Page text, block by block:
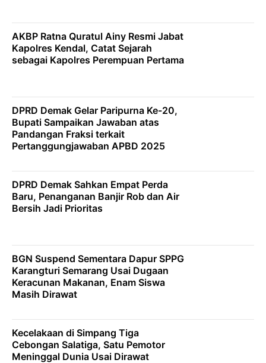
AKBP Ratna Quratul Ainy Resmi Jabat
Kapolres Kendal, Catat Sejarah
sebagai Kapolres Perempuan Pertama
DPRD Demak Gelar Paripurna Ke-20,
Bupati Sampaikan Jawaban atas
Pandangan Fraksi terkait
Pertanggungjawaban APBD 2025
DPRD Demak Sahkan Empat Perda
Baru, Penanganan Banjir Rob dan Air
Bersih Jadi Prioritas
BGN Suspend Sementara Dapur SPPG
Karangturi Semarang Usai Dugaan
Keracunan Makanan, Enam Siswa
Masih Dirawat
Kecelakaan di Simpang Tiga
Cebongan Salatiga, Satu Pemotor
Meninggal Dunia Usai Dirawat